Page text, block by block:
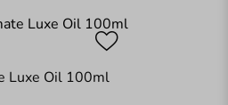
Luxe Oil 100ml